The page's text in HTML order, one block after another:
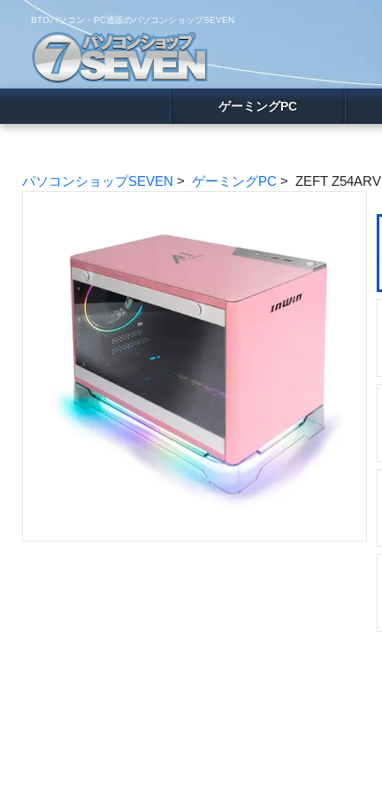
BTOパソコン・PC通販のパソコンショップSEVEN
ゲーミングPC
パソコンショップSEVEN > ゲーミングPC > ZEFT Z54ARV